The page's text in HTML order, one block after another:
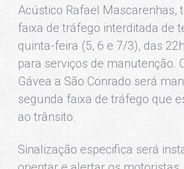
Acústico Rafael Mascarenhas,
faixa de tráfego interditada de
quinta-feira (5, 6 e 7/3), das
para serviços de manutenção.
Gávea a São Conrado será
segunda faixa de tráfego que
ao trânsito.
Sinalização especifica será